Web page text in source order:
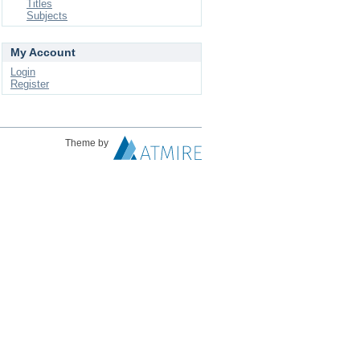
Titles
Subjects
My Account
Login
Register
Theme by